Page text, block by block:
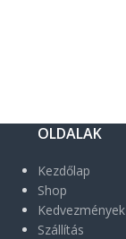
OLDALAK
Kezdőlap
Shop
Kedvezmények
Szállítás